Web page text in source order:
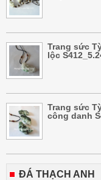
Trang sức
lộc
Trang sức
công danh
ĐÁ THẠCH ANH